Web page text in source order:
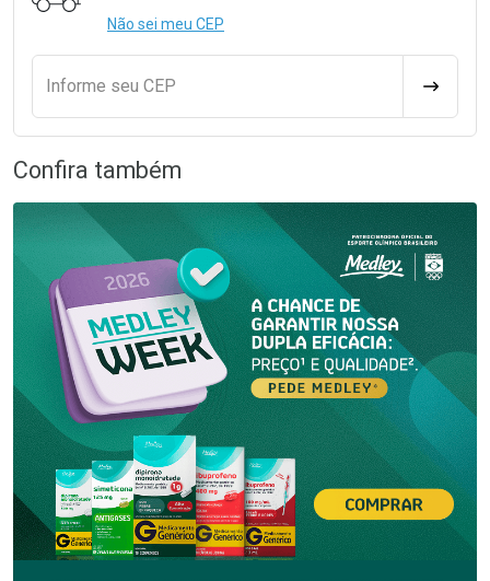
Não sei meu CEP
Informe seu CEP
Confira também